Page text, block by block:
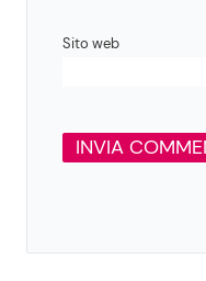
Sito web